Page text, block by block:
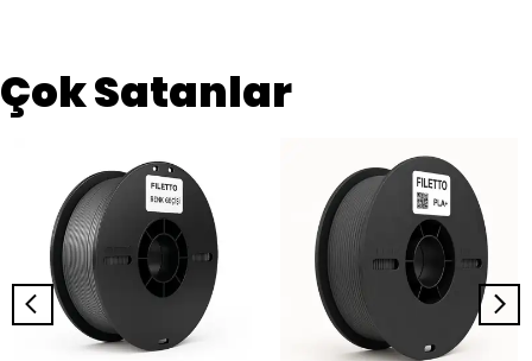
Çok Satanlar